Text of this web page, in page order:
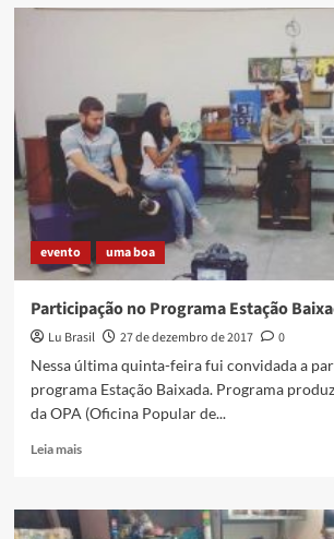
Como
Rio
–
Convergências
para
2018
evento uma boa
Participação no Programa Estação
Lu Brasil 27 de dezembro de 2017
0
Nessa última quinta-feira fui convidada a
programa Estação Baixada. Programa
da OPA (Oficina Popular de...
Leia maisRead
Participação
no